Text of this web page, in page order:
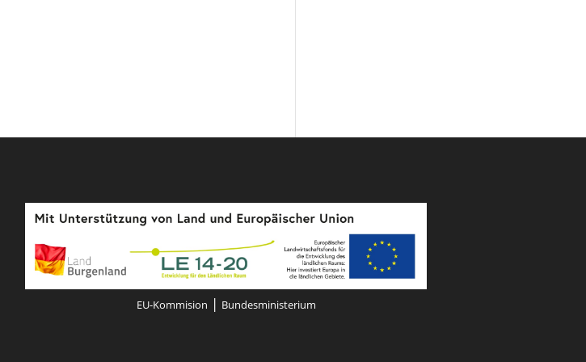
EU-Kommision | Bundesministerium